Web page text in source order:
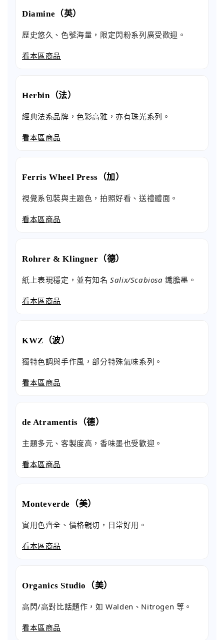
Diamine（英）
歷史悠久、色號海量，限定閃粉系列廣受歡迎。
看本區商品
Herbin（法）
經典法系品牌，色彩高雅，亦有珠光系列。
看本區商品
Ferris Wheel Press（加）
視覺系包裝與主題色，拍照好看、送禮體面。
看本區商品
Rohrer & Klingner（德）
紙上表現穩定，並有知名Salix/Scabiosa 鐵膽墨。
看本區商品
KWZ（波）
獨特色調與手作風，部分特殊氣味系列。
看本區商品
de Atramentis（德）
主題多元、客製度高，香味墨也受歡迎。
看本區商品
Monteverde（美）
實用色齊全、價格親切，日常好用。
看本區商品
Organics Studio（美）
高閃/高對比話題作，如 Walden、Nitrogen 等。
看本區商品